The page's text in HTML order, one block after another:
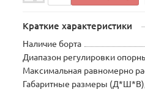
Краткие характеристики
Наличие борта
Диапазон регулировки
Максимальная равномерно
Габаритные размеры